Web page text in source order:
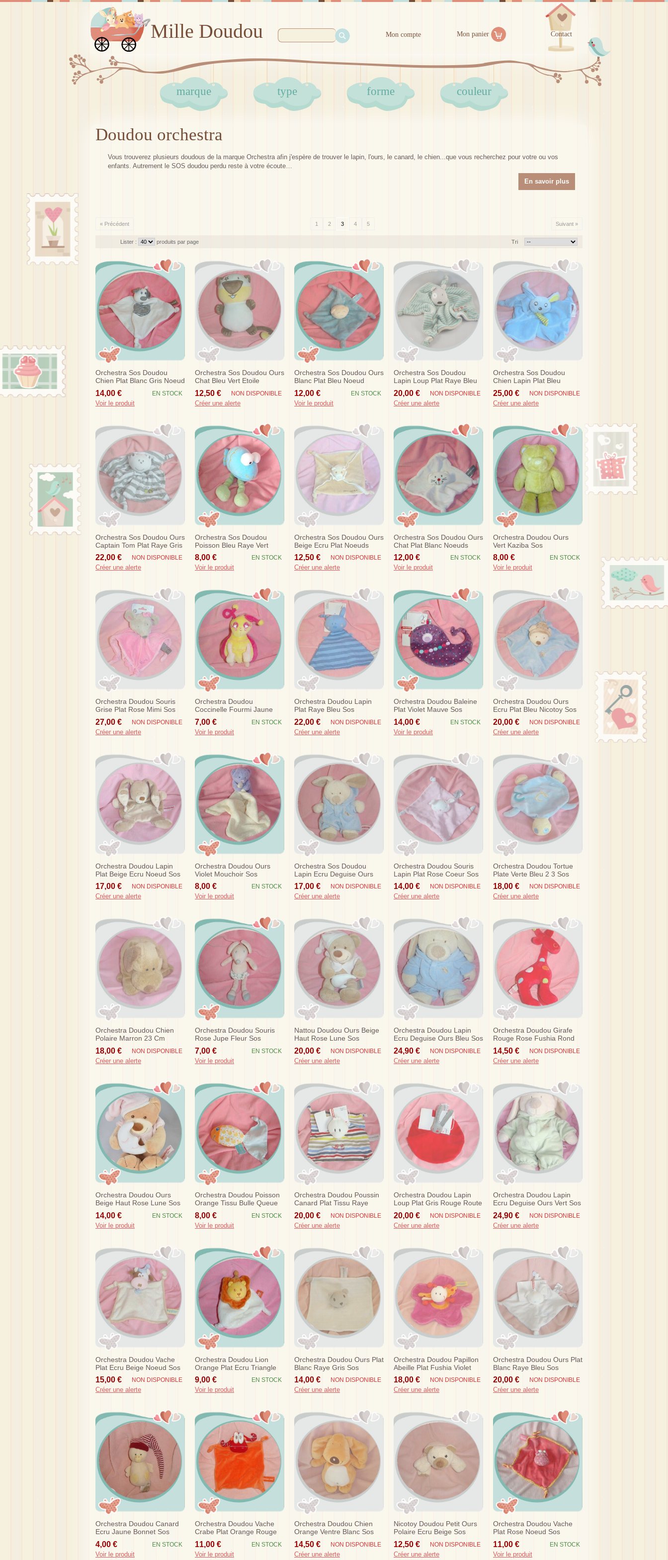
Mille Doudou Mon compte Mon panier Contact
marque type forme couleur
Doudou orchestra
Vous trouverez plusieurs doudous de la marque Orchestra afin j'espère de trouver le lapin, l'ours, le canard, le chien...que vous recherchez pour votre ou vos
enfants. Autrement le SOS doudou perdu reste à votre écoute…
En savoir plus
« Précédent 1 2 3 4 5 Suivant »
Tri
Lister : produits par page
Orchestra Sos Doudou
Chien Plat Blanc Gris Noeud
14,00 € EN STOCK
Voir le produit
Orchestra Sos Doudou Ours
Chat Bleu Vert Etoile
12,50 € NON DISPONIBLE
Créer une alerte
Orchestra Sos Doudou Ours
Blanc Plat Bleu Noeud
12,00 € EN STOCK
Voir le produit
Orchestra Sos Doudou
Lapin Loup Plat Raye Bleu
Super Leo
20,00 € NON DISPONIBLE
Créer une alerte
Orchestra Sos Doudou
Chien Lapin Plat Bleu
25,00 € NON DISPONIBLE
Créer une alerte
Orchestra Sos Doudou Ours
Captain Tom Plat Raye Gris
22,00 € NON DISPONIBLE
Créer une alerte
Orchestra Sos Doudou
Poisson Bleu Raye Vert
8,00 € EN STOCK
Voir le produit
Orchestra Sos Doudou Ours
Beige Ecru Plat Noeuds
12,50 € NON DISPONIBLE
Créer une alerte
Orchestra Sos Doudou Ours
Chat Plat Blanc Noeuds
12,00 € EN STOCK
Voir le produit
Orchestra Doudou Ours
Vert Kaziba Sos
8,00 € EN STOCK
Voir le produit
Orchestra Doudou Souris
Grise Plat Rose Mimi Sos
27,00 € NON DISPONIBLE
Créer une alerte
Orchestra Doudou
Coccinelle Fourmi Jaune
Rose Sos
7,00 € EN STOCK
Voir le produit
Orchestra Doudou Lapin
Plat Raye Bleu Sos
22,00 € NON DISPONIBLE
Créer une alerte
Orchestra Doudou Baleine
Plat Violet Mauve Sos
14,00 € EN STOCK
Voir le produit
Orchestra Doudou Ours
Ecru Plat Bleu Nicotoy Sos
20,00 € NON DISPONIBLE
Créer une alerte
Orchestra Doudou Lapin
Plat Beige Ecru Noeud Sos
17,00 € NON DISPONIBLE
Créer une alerte
Orchestra Doudou Ours
Violet Mouchoir Sos
8,00 € EN STOCK
Voir le produit
Orchestra Sos Doudou
Lapin Ecru Deguise Ours
Bleu
17,00 € NON DISPONIBLE
Créer une alerte
Orchestra Doudou Souris
Lapin Plat Rose Coeur Sos
14,00 € NON DISPONIBLE
Créer une alerte
Orchestra Doudou Tortue
Plate Verte Bleu 2 3 Sos
18,00 € NON DISPONIBLE
Créer une alerte
Orchestra Doudou Chien
Polaire Marron 23 Cm
Nicotoy Sos
18,00 € NON DISPONIBLE
Créer une alerte
Orchestra Doudou Souris
Rose Jupe Fleur Sos
7,00 € EN STOCK
Voir le produit
Nattou Doudou Ours Beige
Haut Rose Lune Sos
20,00 € NON DISPONIBLE
Créer une alerte
Orchestra Doudou Lapin
Ecru Deguise Ours Bleu Sos
24,90 € NON DISPONIBLE
Créer une alerte
Orchestra Doudou Girafe
Rouge Rose Fushia Rond
Sos
14,50 € NON DISPONIBLE
Créer une alerte
Orchestra Doudou Ours
Beige Haut Rose Lune Sos
14,00 € EN STOCK
Voir le produit
Orchestra Doudou Poisson
Orange Tissu Bulle Queue
Raye Sos
8,00 € EN STOCK
Voir le produit
Orchestra Doudou Poussin
Canard Plat Tissu Raye
Champions Sos
20,00 € NON DISPONIBLE
Créer une alerte
Orchestra Doudou Lapin
Loup Plat Gris Rouge Route
Sos
20,00 € NON DISPONIBLE
Créer une alerte
Orchestra Doudou Lapin
Ecru Deguise Ours Vert Sos
24,90 € NON DISPONIBLE
Créer une alerte
Orchestra Doudou Vache
Plat Ecru Beige Noeud Sos
15,00 € NON DISPONIBLE
Créer une alerte
Orchestra Doudou Lion
Orange Plat Ecru Triangle
Sos
9,00 € EN STOCK
Voir le produit
Orchestra Doudou Ours Plat
Blanc Raye Gris Sos
14,00 € NON DISPONIBLE
Créer une alerte
Orchestra Doudou Papillon
Abeille Plat Fushia Violet
Orange Sos
18,00 € NON DISPONIBLE
Créer une alerte
Orchestra Doudou Ours Plat
Blanc Raye Bleu Sos
20,00 € NON DISPONIBLE
Créer une alerte
Orchestra Doudou Canard
Ecru Jaune Bonnet Sos
4,00 € EN STOCK
Voir le produit
Orchestra Doudou Vache
Crabe Plat Orange Rouge
Sos
11,00 € EN STOCK
Voir le produit
Orchestra Doudou Chien
Orange Ventre Blanc Sos
14,50 € NON DISPONIBLE
Créer une alerte
Nicotoy Doudou Petit Ours
Polaire Ecru Beige Sos
12,50 € NON DISPONIBLE
Créer une alerte
Orchestra Doudou Vache
Plat Rose Noeud Sos
11,00 € EN STOCK
Voir le produit